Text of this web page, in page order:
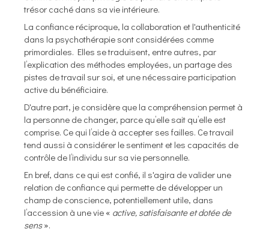
trésor caché dans sa vie intérieure.
La confiance réciproque, la collaboration et l'authenticité
dans la psychothérapie sont considérées comme
primordiales. Elles se traduisent, entre autres, par
l’explication des méthodes employées, un partage des
pistes de travail sur soi, et une nécessaire participation
active du bénéficiaire.
D'autre part, je considère que la compréhension permet à
la personne de changer, parce qu’elle sait qu’elle est
comprise. Ce qui l’aide à accepter ses failles. Ce travail
tend aussi à considérer le sentiment et les capacités de
contrôle de l’individu sur sa vie personnelle.
En bref, dans ce qui est confié, il s'agira de valider une
relation de confiance qui permette de développer un
champ de conscience, potentiellement utile, dans
l’accession à une vie « active, satisfaisante et dotée de
sens».